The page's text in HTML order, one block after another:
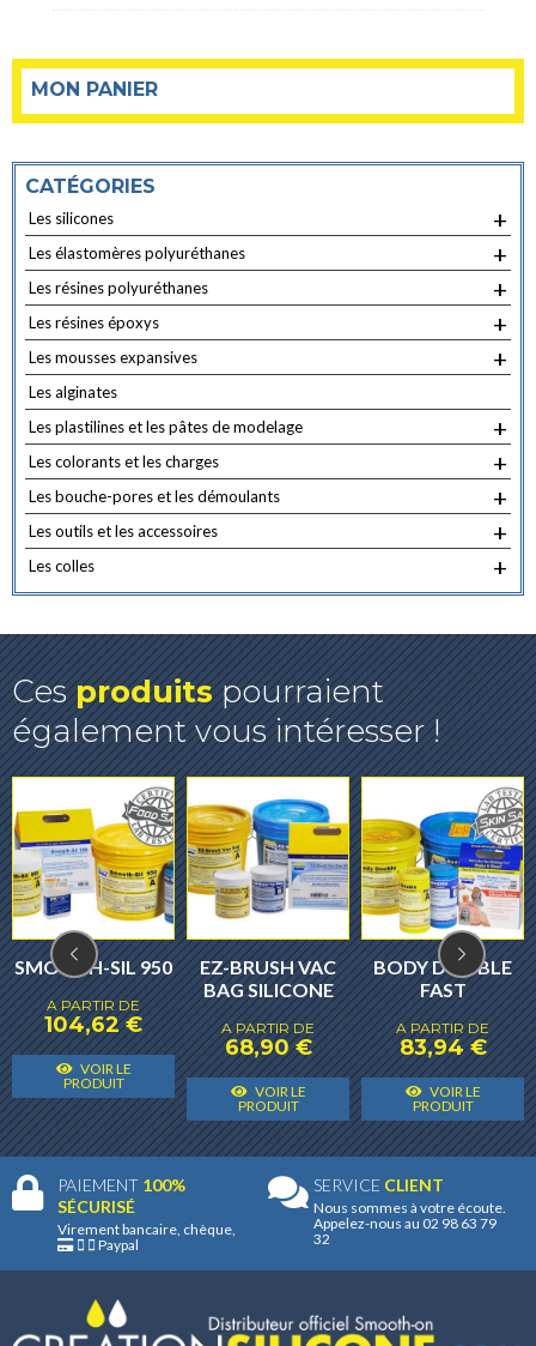
MON PANIER
CATÉGORIES
+
Les silicones
+
Les élastomères polyuréthanes
+
Les résines polyuréthanes
+
Les résines époxys
+
Les mousses expansives
Les alginates
+
Les plastilines et les pâtes de modelage
+
Les colorants et les charges
+
Les bouche-pores et les démoulants
+
Les outils et les accessoires
+
Les colles
Cesproduitspourraient
également vous intéresser !
Ce
produit
a
plusieurs
variantes.
Les
options
SMOOTH-SIL 950
A PARTIR DE
104,62€
VOIR LE
PRODUIT
Ce
produit
a
plusieurs
options
choisies
EZ-BRUSH VAC
BAG SILICONE
A PARTIR DE
68,90€
VOIR LE
PRODUIT
Ce
produit
a
variantes.
Les
être
BODY DOUBLE
FAST
A PARTIR DE
83,94€
VOIR LE
PRODUIT
a
PAIEMENT 100%
SÉCURISÉ
Virement bancaire, chèque,
Paypal
SERVICE CLIENT
Nous sommes à votre écoute.
Appelez-nous au 02 98 63 79
32